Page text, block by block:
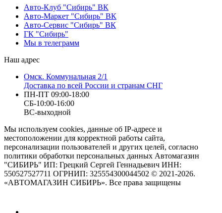
Авто-Клуб "Сибирь" ВК
Авто-Маркет "Сибирь" ВК
Авто-Сервис "Сибирь" ВК
ГК "Сибирь"
Мы в телеграмм
Наш адрес
Омск. Коммунальная 2/1
Доставка по всей России и странам СНГ
ПН-ПТ 09:00-18:00
СБ-10:00-16:00
ВС-выходной
Мы используем cookies, данные об IP-адресе и
местоположении для корректной работы сайта,
персонализации пользователей и других целей, согласно
политики обработки персональных данных Автомагазин
"СИБИРЬ" ИП: Грецкий Сергей Геннадьевич ИНН:
550527527711 ОГРНИП: 325554300044502 © 2021-2026.
«АВТОМАГАЗИН СИБИРЬ». Все права защищены